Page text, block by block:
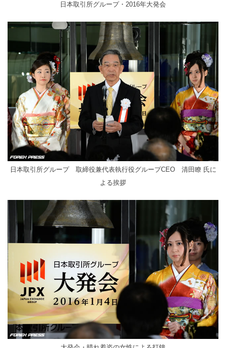
日本取引所グループ・2016年大発会
日本取引所グループ 取締役兼代表執行役グループCEO 清田瞭 氏に
よる挨拶